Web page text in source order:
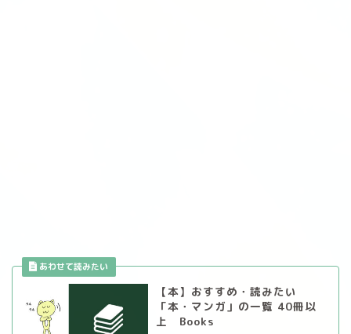
【本】おすすめ・読みたい
「本・マンガ」の一覧 40冊以
上 Books